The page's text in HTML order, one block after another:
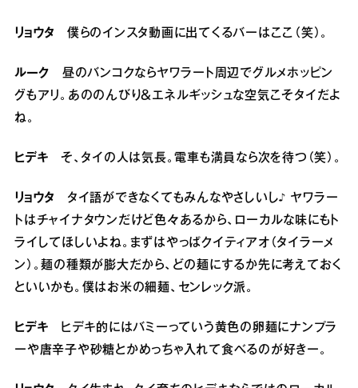
リョウタ 僕らのインスタ動画に出てくるバーはここ（笑）。
ルーク 昼のバンコクならヤワラート周辺でグルメホッピン
グもアリ。あののんびり＆エネルギッシュな空気こそタイだよ
ね。
ヒデキ そ、タイの人は気長。電車も満員なら次を待つ（笑）。
リョウタ タイ語ができなくてもみんなやさしいし♪ ヤワラー
トはチャイナタウンだけど色々あるから、ローカルな味にもト
ライしてほしいよね。まずはやっぱクイティアオ（タイラーメ
ン）。麺の種類が膨大だから、どの麺にするか先に考えておく
といいかも。僕はお米の細麺、センレック派。
ヒデキ ヒデキ的にはバミーっていう黄色の卵麺にナンプラ
ーや唐辛子や砂糖とかめっちゃ入れて食べるのが好きー。